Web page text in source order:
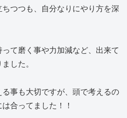
つつも、自分なりにやり方を深
て磨く事や力加減など、出来て
した。
事も大切ですが、頭で考えるの
合ってました！！